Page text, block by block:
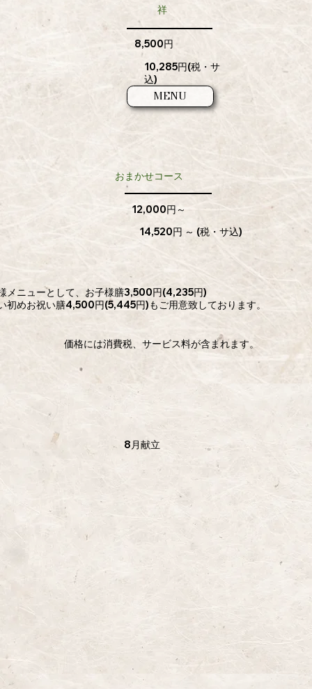
​祥
10,285円​​(税・サ
込)
8,500円​​
MENU
メニューとして、お子様膳3,500円(4,235円)
初めお祝い膳4,500円(5,445円)もご用意致しております。​
​おまかせコース
14,520円 ～ ​​(税・サ込)
12,000円～​​
​価格には消費税、サービス料が含まれます。​
​8月献立